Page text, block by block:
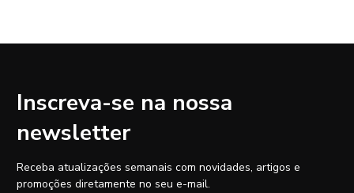
Inscreva-se na nossa
newsletter
Receba atualizações semanais com novidades, artigos e
promoções diretamente no seu e-mail.